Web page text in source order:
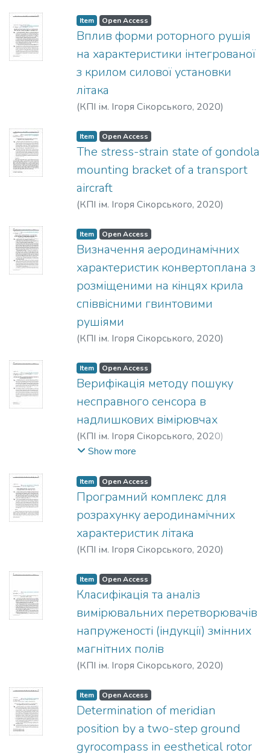
Item Open Access
Вплив форми роторного рушія
на характеристики інтегрованої
з крилом силової установки
літака
(КПІ ім. Ігоря Сікорського, 2020)
Item Open Access
The stress-strain state of gondola
mounting bracket of a transport
aircraft
(КПІ ім. Ігоря Сікорського, 2020)
Item Open Access
Визначення аеродинамічних
характеристик конвертоплана з
розміщеними на кінцях крила
співвісними гвинтовими
рушіями
(КПІ ім. Ігоря Сікорського, 2020)
Item Open Access
Верифікація методу пошуку
несправного сенсора в
надлишкових вімірювчах
(КПІ ім. Ігоря Сікорського, 2020)
Горєлов, Є. М.
Show more
Item Open Access
Програмний комплекс для
розрахунку аеродинамічних
характеристик літака
(КПІ ім. Ігоря Сікорського, 2020)
Item Open Access
Класифікація та аналіз
вимірювальних перетворювачів
напруженості (індукції) змінних
магнітних полів
(КПІ ім. Ігоря Сікорського, 2020)
Item Open Access
Determination of meridian
position by a two-step ground
gyrocompass in eesthetical rotor